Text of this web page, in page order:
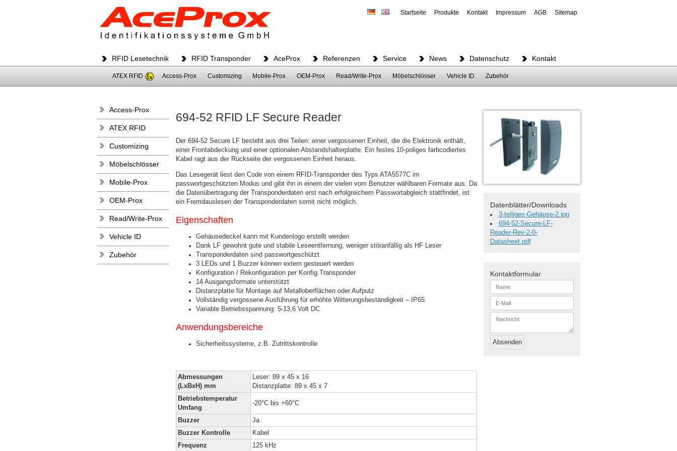
Startseite Produkte Kontakt Impressum AGB Sitemap
RFID Lesetechnik
ATEX RFID Access-Prox Customizing Mobile-Prox OEM-Prox Read/Write-Prox Möbelschlösser Vehicle ID Zubehör
RFID Transponder AceProx Referenzen Service News Datenschutz Kontakt
Access-Prox
ATEX RFID
Customizing
Möbelschlösser
Mobile-Prox
OEM-Prox
Read/Write-Prox
Vehicle ID
Zubehör
694-52 RFID LF Secure Reader
Der 694-52 Secure LF besteht aus drei Teilen: einer vergossenen Einheit, die die Elektronik enthält,
einer Frontabdeckung und einer optionalen Abstandshalterplatte. Ein festes 10-poliges farbcodiertes
Kabel ragt aus der Rückseite der vergossenen Einheit heraus.
Das Lesegerät liest den Code von einem RFID-Transponder des Typs ATA5577C im
passwortgeschützten Modus und gibt ihn in einem der vielen vom Benutzer wählbaren Formate aus. Da
die Datenübertragung der Transponderdaten erst nach erfolgreichem Passwortabgleich stattfindet, ist
ein Fremdauslesen der Transponderdaten somit nicht möglich.
Eigenschaften
Gehäusedeckel kann mit Kundenlogo erstellt werden
Dank LF gewohnt gute und stabile Leseentfernung, weniger störanfällig als HF Leser
Transponderdaten sind passwortgeschützt
3 LEDs und 1 Buzzer können extern gesteuert werden
Konfiguration / Rekonfiguration per Konfig.Transponder
14 Ausgangsformate unterstützt
Distanzplatte für Montage auf Metalloberflächen oder Aufputz
Vollständig vergossene Ausführung für erhöhte Witterungsbeständigkeit – IP65
Variable Betriebsspannung: 5-13,6 Volt DC
Anwendungsbereiche
Sicherheitssysteme, z.B. Zutrittskontrolle
Abmessungen
(LxBxH) mm
Leser: 89 x 45 x 16
Distanzplatte: 89 x 45 x 7
Betriebstemperatur
Umfang
-20°C bis +60°C
Buzzer
Ja
Buzzer Kontrolle
Kabel
Frequenz
125 kHz
Datenblätter/Downloads
3-teiliges-Gehäuse-2.jpg
694-52-Secure-LF-
Reader-Rev-2-0-
Datasheet.pdf
Kontaktformular
m
*M
l
Absenden